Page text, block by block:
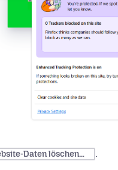
Daten löschen… .